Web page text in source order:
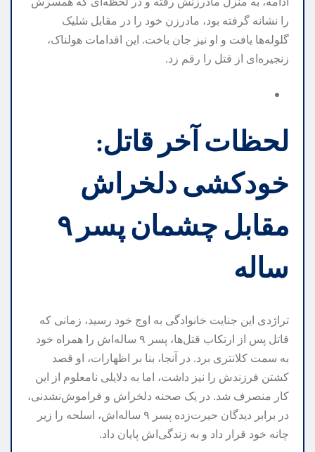
را نشانه گرفته بود، مادرزن خود را در مقابل شلیک
گلوله‌ها یافت و او نیز جان باخت. این اقدامات هولناک،
زنجیره‌ای از قتل را رقم زد.
لحظات آخر قاتل:
خودکشی دلخراش
مقابل چشمان پسر ۹
ساله
تراژدی این جنایت خانوادگی به اوج خود رسید، زمانی که
قاتل پس از ارتکاب قتل‌ها، پسر ۹ ساله‌اش را همراه خود
به سمت کلانتری برد. در آنجا، بنا بر اظهارات، او قصد
کشتن فرزندش را نیز داشت، اما به دلایلی نامعلوم از این
کار منصرف شد. در یک صحنه دلخراش و فراموش‌نشدنی،
در برابر دیدگان حیرت‌زده پسر ۹ ساله‌اش، اسلحه را زیر
چانه خود قرار داد و به زندگی‌اش پایان داد.